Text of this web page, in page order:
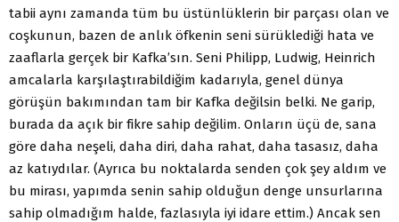
tabii aynı zamanda tüm bu üstünlüklerin bir parçası olan ve
coşkunun, bazen de anlık öfkenin seni sürüklediği hata ve
zaaflarla gerçek bir Kafka’sın. Seni Philipp, Ludwig, Heinrich
amcalarla karşılaştırabildiğim kadarıyla, genel dünya
görüşün bakımından tam bir Kafka değilsin belki. Ne garip,
burada da açık bir fikre sahip değilim. Onların üçü de, sana
göre daha neşeli, daha diri, daha rahat, daha tasasız, daha
az katıydılar. (Ayrıca bu noktalarda senden çok şey aldım ve
bu mirası, yapımda senin sahip olduğun denge unsurlarına
sahip olmadığım halde, fazlasıyla iyi idare ettim.) Ancak sen